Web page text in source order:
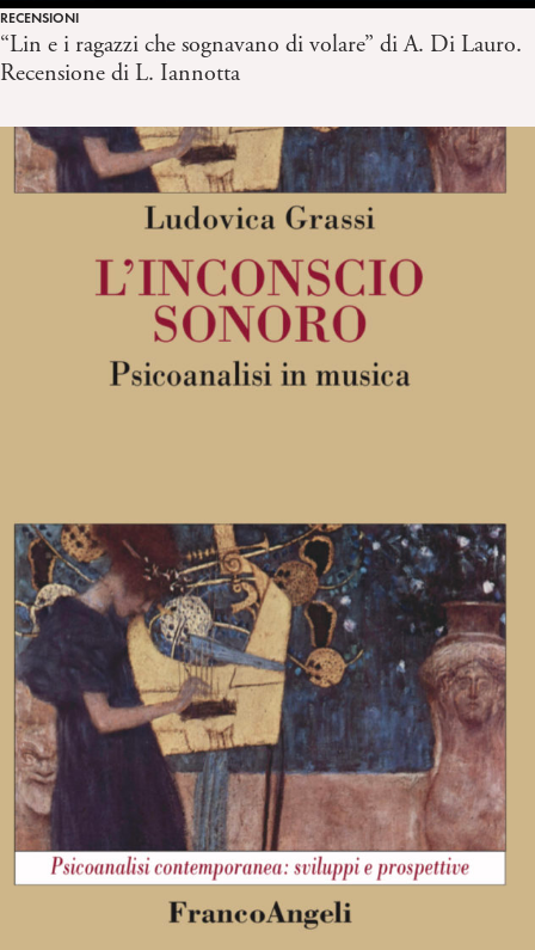
RECENSIONI
“Lin e i ragazzi che sognavano di volare” di A. Di Lauro.
Recensione di L. Iannotta